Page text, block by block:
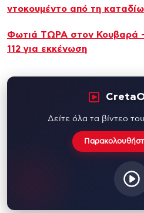
ντοκουμέντο από τη
Φωτιά ΤΩΡΑ στον Κουβαρά –
112 για εκκένωση
Δείτε όλα τα βίντεο